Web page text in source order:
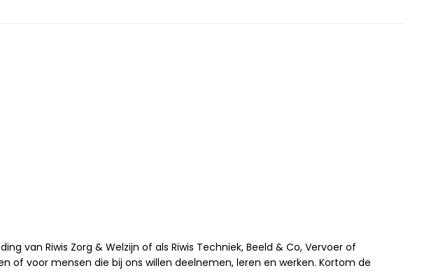
van Riwis Zorg & Welzijn of als Riwis Techniek, Beeld & Co, Vervoer of
of voor mensen die bij ons willen deelnemen, leren en werken. Kortom de